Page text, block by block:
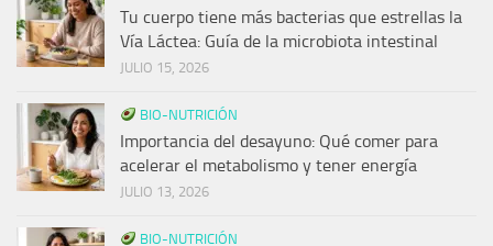
Tu cuerpo tiene más bacterias que estrellas la
Vía Láctea: Guía de la microbiota intestinal
JULIO 15, 2026
BIO-NUTRICIÓN
Importancia del desayuno: Qué comer para
acelerar el metabolismo y tener energía
JULIO 13, 2026
BIO-NUTRICIÓN